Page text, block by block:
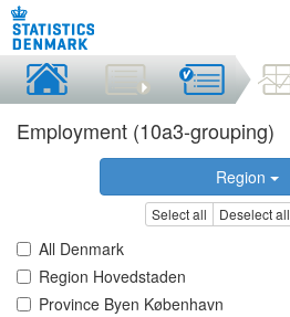
Employment (10a3-grouping)
Region
Select all Deselect all
All Denmark
Region Hovedstaden
Province Byen København